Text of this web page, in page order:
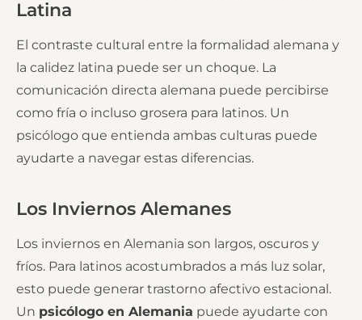
Latina
El contraste cultural entre la formalidad alemana y
la calidez latina puede ser un choque. La
comunicación directa alemana puede percibirse
como fría o incluso grosera para latinos. Un
psicólogo que entienda ambas culturas puede
ayudarte a navegar estas diferencias.
Los Inviernos Alemanes
Los inviernos en Alemania son largos, oscuros y
fríos. Para latinos acostumbrados a más luz solar,
esto puede generar trastorno afectivo estacional.
Un psicólogo en Alemania puede ayudarte con